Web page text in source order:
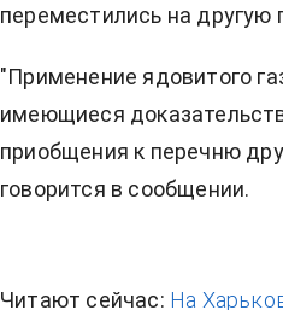
переместились на другую
"Применение ядовитого
имеющиеся
приобщения к перечню
говорится в сообщении.
Читают сейчас: На